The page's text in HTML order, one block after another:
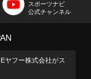
スポーツナビ
公式チャンネル
ヤフー株式会社がス